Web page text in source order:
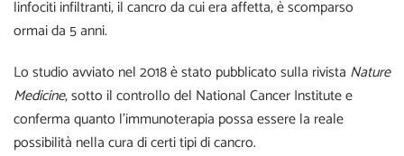
linfociti infiltranti, il cancro da cui era affetta, è scomparso
ormai da 5 anni.
Lo studio avviato nel 2018 è stato pubblicato sulla rivista Nature
Medicine, sotto il controllo del National Cancer Institute e
conferma quanto l’immunoterapia possa essere la reale
possibilità nella cura di certi tipi di cancro.